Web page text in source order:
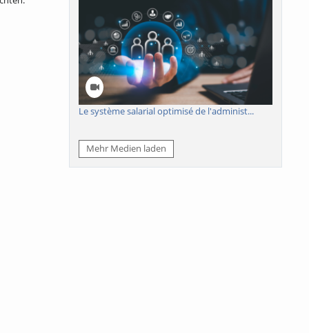
Le système salarial optimisé de l'administ...
Mehr Medien laden